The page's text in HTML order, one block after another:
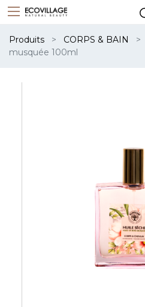
Produits CORPS & BAIN
musquée 100ml